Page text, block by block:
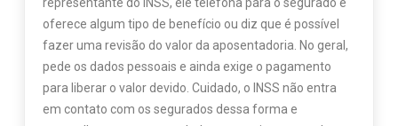
oferece algum tipo de benefício ou diz que é possível
fazer uma revisão do valor da aposentadoria. No geral,
pede os dados pessoais e ainda exige o pagamento
para liberar o valor devido. Cuidado, o INSS não entra
em contato com os segurados dessa forma e